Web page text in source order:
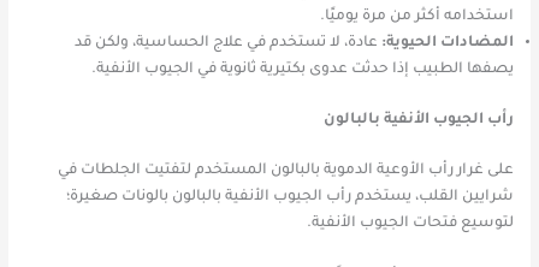
استخدامه أكثر من مرة يوميًا.
المضادات الحيوية: عادة، لا تستخدم في علاج الحساسية، ولكن قد
يصفها الطبيب إذا حدثت عدوى بكتيرية ثانوية في الجيوب الأنفية.
رأب الجيوب الأنفية بالبالون
على غرار رأب الأوعية الدموية بالبالون المستخدم لتفتيت الجلطات في
شرايين القلب، يستخدم رأب الجيوب الأنفية بالبالون بالونات صغيرة؛
لتوسيع فتحات الجيوب الأنفية.